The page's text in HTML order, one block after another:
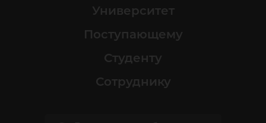
Университет
Поступающему
Студенту
Сотруднику